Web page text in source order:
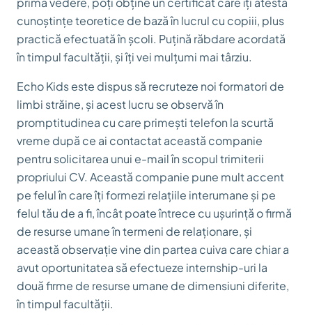
cunoștințe teoretice de bază în lucrul cu copiii, plus
practică efectuată în școli. Puțină răbdare acordată
în timpul facultății, și îți vei mulțumi mai târziu.
Echo Kids este dispus să recruteze noi formatori de
limbi străine, și acest lucru se observă în
promptitudinea cu care primești telefon la scurtă
vreme după ce ai contactat această companie
pentru solicitarea unui e-mail în scopul trimiterii
propriului CV. Această companie pune mult accent
pe felul în care îți formezi relațiile interumane și pe
felul tău de a fi, încât poate întrece cu ușurință o firmă
de resurse umane în termeni de relaționare, și
această observație vine din partea cuiva care chiar a
avut oportunitatea să efectueze internship-uri la
două firme de resurse umane de dimensiuni diferite,
în timpul facultății.